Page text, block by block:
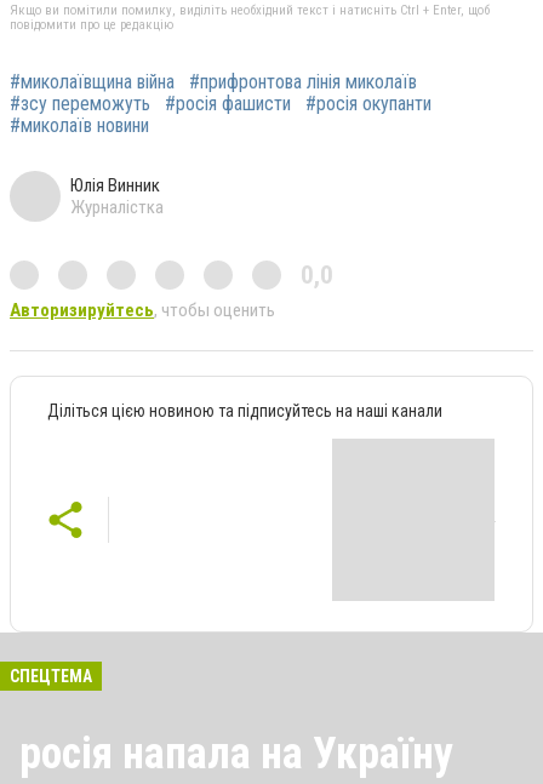
Якщо ви помітили помилку, виділіть необхідний текст і натисніть Ctrl + Enter, щоб
повідомити про це редакцію
#миколаївщина війна
#прифронтова лінія миколаїв
#зсу переможуть
#росія фашисти
#росія окупанти
#миколаїв новини
Юлія Винник
Журналістка
0,0
Авторизируйтесь, чтобы оценить
Діліться цією новиною та підписуйтесь на наші канали
СПЕЦТЕМА
росія напала на Україну